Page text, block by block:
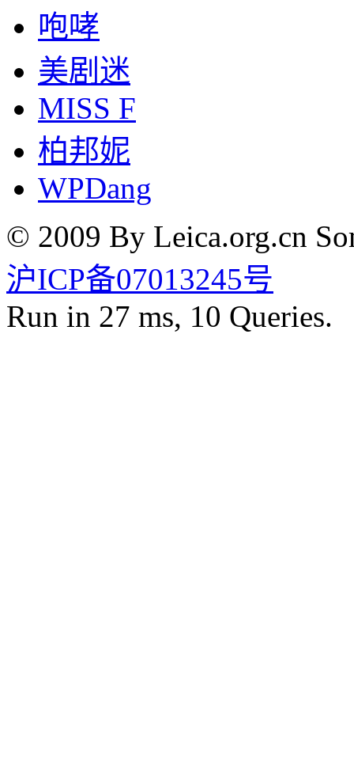
咆哮
美剧迷
MISS F
柏邦妮
WPDang
© 2009 By Leica.org.cn
沪ICP备07013245号
Run in 27 ms, 10 Queries.